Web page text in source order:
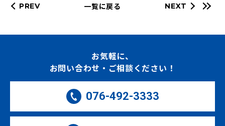
PREV 一覧に戻る NEXT
お気軽に、
お問い合わせ・ご相談ください！
076-492-3333